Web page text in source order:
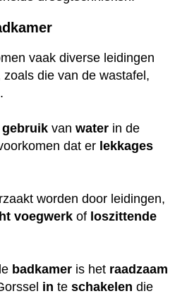
vaak diverse leidingen
die van de wastafel,
gebruik van water in de
dat er lekkages
worden door leidingen,
voegwerk of loszittende
badkamer is het raadzaam
in te schakelen die